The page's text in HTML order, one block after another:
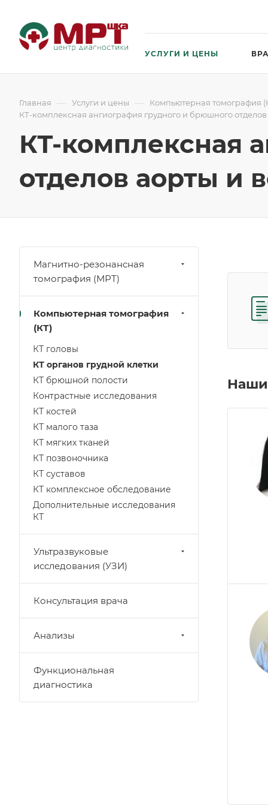
УСЛУГИ И ЦЕНЫ
Главная — Услуги и цены —
Компьютерная томография
КТ-комплексная ангиография грудного и брюшного
КТ-комплексная
отделов аорты и
Магнитно-резонансная
томография (МРТ)
Компьютерная томография
(КТ)
КТ головы
КТ органов грудной клетки
КТ брюшной полости
Контрастные исследования
КТ костей
КТ малого таза
КТ мягких тканей
КТ позвоночника
КТ суставов
КТ комплексное обследование
Дополнительные исследования
КТ
Ультразвуковые
исследования (УЗИ)
Консультация врача
Анализы
Функциональная
диагностика